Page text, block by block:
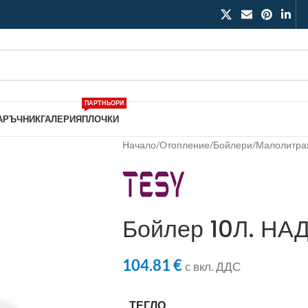
ГАЛЕРИЯПЛОЧКИ
ПАРТНЬОРИ
Начало/Отопление/Бойлери/
Бойлер 10Л.
104.81€с вкл. ДДС